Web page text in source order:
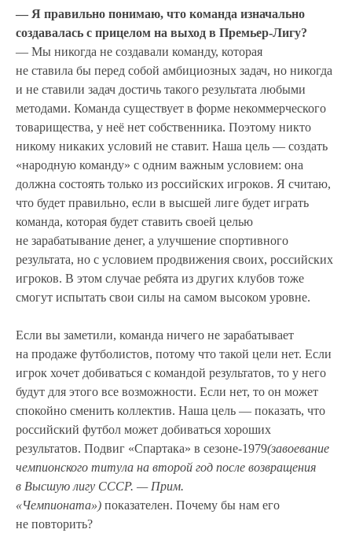
— Я правильно понимаю, что команда изначально
создавалась с прицелом на выход в Премьер-Лигу?
— Мы никогда не создавали команду, которая
не ставила бы перед собой амбициозных задач, но никогда
и не ставили задач достичь такого результата любыми
методами. Команда существует в форме некоммерческого
товарищества, у неё нет собственника. Поэтому никто
никому никаких условий не ставит. Наша цель — создать
«народную команду» с одним важным условием: она
должна состоять только из российских игроков. Я считаю,
что будет правильно, если в высшей лиге будет играть
команда, которая будет ставить своей целью
не зарабатывание денег, а улучшение спортивного
результата, но с условием продвижения своих, российских
игроков. В этом случае ребята из других клубов тоже
смогут испытать свои силы на самом высоком уровне.
Если вы заметили, команда ничего не зарабатывает
на продаже футболистов, потому что такой цели нет. Если
игрок хочет добиваться с командой результатов, то у него
будут для этого все возможности. Если нет, то он может
спокойно сменить коллектив. Наша цель — показать, что
российский футбол может добиваться хороших
результатов. Подвиг «Спартака» в сезоне-1979(завоевание
чемпионского титула на второй год после возвращения
в Высшую лигу СССР. — Прим.
«Чемпионата») показателен. Почему бы нам его
не повторить?